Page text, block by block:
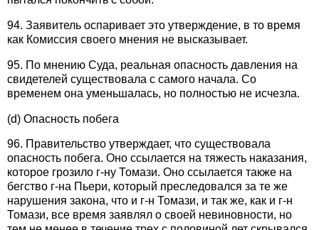
94. Заявитель оспаривает это утверждение, в то время
как Комиссия своего мнения не высказывает.
95. По мнению Суда, реальная опасность давления на
свидетелей существовала с самого начала. Со
временем она уменьшалась, но полностью не исчезла.
(d) Опасность побега
96. Правительство утверждает, что существовала
опасность побега. Оно ссылается на тяжесть наказания,
которое грозило г-ну Томази. Оно ссылается также на
бегство г-на Пьери, который преследовался за те же
нарушения закона, что и г-н Томази, и так же, как и г-н
Томази, все время заявлял о своей невиновности, но